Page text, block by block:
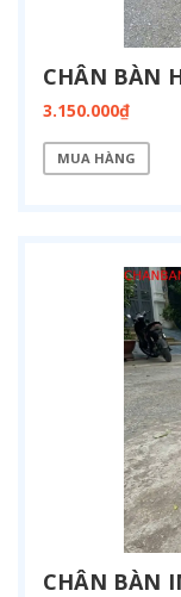
3.150.000₫
MUA HÀNG
CHÂN BÀN